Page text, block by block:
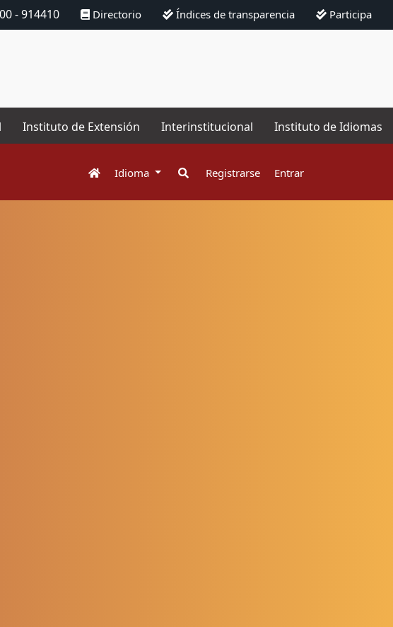
- 914410 Directorio Índices de transparencia Participa
Instituto de Extensión Interinstitucional Instituto de Idiomas
Idioma Registrarse Entrar